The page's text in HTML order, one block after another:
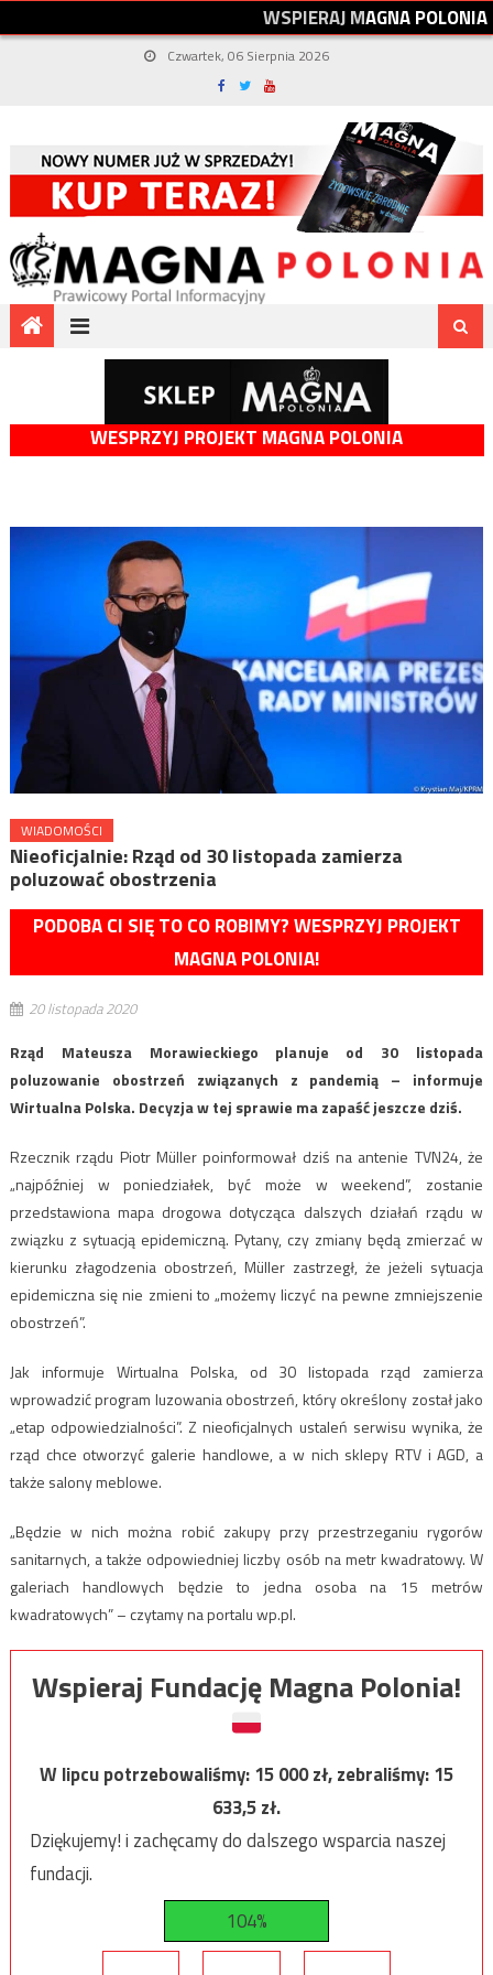
WSPIERAJMAGNAPOLONIA
Czwartek, 06 Sierpnia 2026
WESPRZYJ PROJEKT MAGNA POLONIA
WIADOMOŚCI
Nieoficjalnie: Rząd od 30 listopada zamierza
poluzować obostrzenia
PODOBA CI SIĘ TO CO ROBIMY? WESPRZYJ PROJEKT
MAGNA POLONIA!
20 listopada 2020
Rząd Mateusza Morawieckiego planuje od 30 listopada
poluzowanie obostrzeń związanych z pandemią – informuje
Wirtualna Polska. Decyzja w tej sprawie ma zapaść jeszcze dziś.
Rzecznik rządu Piotr Müller poinformował dziś na antenie TVN24, że
„najpóźniej w poniedziałek, być może w weekend”, zostanie
przedstawiona mapa drogowa dotycząca dalszych działań rządu w
związku z sytuacją epidemiczną. Pytany, czy zmiany będą zmierzać w
kierunku złagodzenia obostrzeń, Müller zastrzegł, że jeżeli sytuacja
epidemiczna się nie zmieni to „możemy liczyć na pewne zmniejszenie
obostrzeń”.
Jak informuje Wirtualna Polska, od 30 listopada rząd zamierza
wprowadzić program luzowania obostrzeń, który określony został jako
„etap odpowiedzialności”. Z nieoficjalnych ustaleń serwisu wynika, że
rząd chce otworzyć galerie handlowe, a w nich sklepy RTV i AGD, a
także salony meblowe.
„Będzie w nich można robić zakupy przy przestrzeganiu rygorów
sanitarnych, a także odpowiedniej liczby osób na metr kwadratowy. W
galeriach handlowych będzie to jedna osoba na 15 metrów
kwadratowych” – czytamy na portalu wp.pl.
Wspieraj Fundację Magna Polonia!
W lipcu potrzebowaliśmy:15 000zł, zebraliśmy:15
633,5zł.
Dziękujemy! i zachęcamy do dalszego wsparcia naszej
fundacji.
104%